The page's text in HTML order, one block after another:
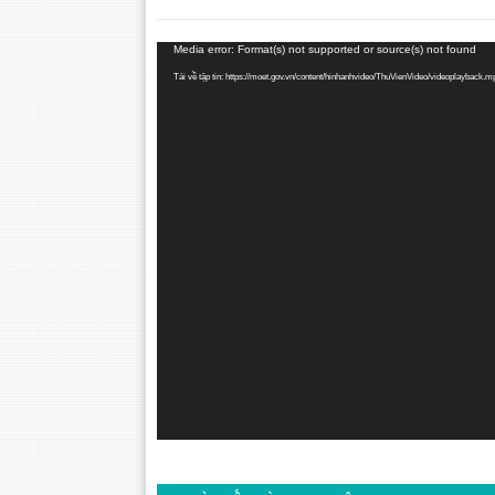
Trình
chơi
Media error: Format(s) not supported or source(s) not found
Tải về tập tin: https://moet.gov.vn/content/hinhanhvideo/ThuVienVideo/